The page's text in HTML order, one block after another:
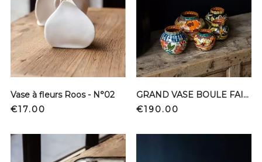
Vase à fleurs Roos - N°02
Price
€17.00
GRAND VASE BOULE FAIT MAIN FRANCE
Price
€190.00